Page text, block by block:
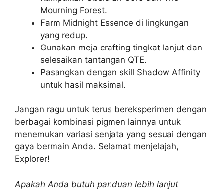
Mourning Forest.
Farm Midnight Essence di lingkungan
yang redup.
Gunakan meja crafting tingkat lanjut dan
selesaikan tantangan QTE.
Pasangkan dengan skill Shadow Affinity
untuk hasil maksimal.
Jangan ragu untuk terus bereksperimen dengan
berbagai kombinasi pigmen lainnya untuk
menemukan variasi senjata yang sesuai dengan
gaya bermain Anda. Selamat menjelajah,
Explorer!
Apakah Anda butuh panduan lebih lanjut